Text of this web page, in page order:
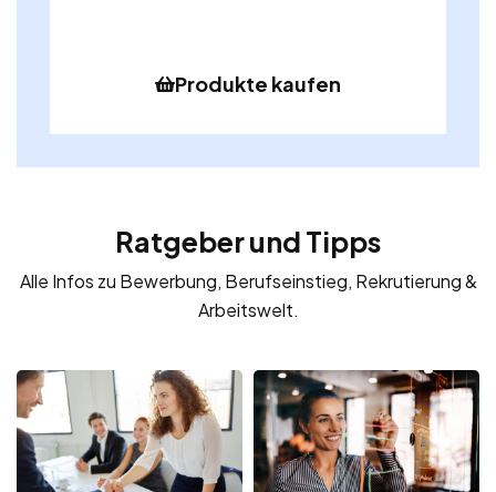
Produkte kaufen
Ratgeber und Tipps
Alle Infos zu Bewerbung, Berufseinstieg, Rekrutierung &
Arbeitswelt.